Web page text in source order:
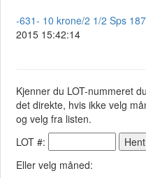
-631- 10 krone/2 1/2 Sps
2015 15:42:14
Kjenner du LOT-nummeret
det direkte, hvis ikke velg
og velg fra listen.
LOT #:
Eller velg måned: